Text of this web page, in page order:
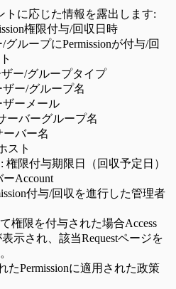
トに応じた情報を露出します:
権限付与/回収日時
グループにPermissionが付与/回
ー/グループタイプ
ザー/グループ名
ザーメール
ーバーグループ名
ーバー名
スト
: 権限付与期限日（回収予定日）
ーAccount
付与/回収を進行した管理者
権限を付与された場合Access
示され、該当Requestページを
たPermissionに適用された政策